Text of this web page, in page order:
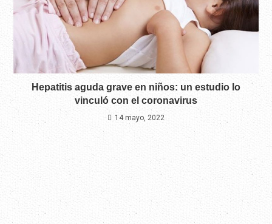
Hepatitis aguda grave en niños: un estudio lo
vinculó con el coronavirus
14 mayo, 2022